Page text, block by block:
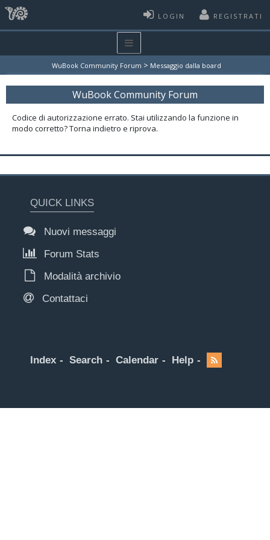
LOGIN REGISTRATI
WuBook Community Forum > Messaggio dalla board
WuBook Community Forum
Codice di autorizzazione errato. Stai utilizzando la funzione in
modo corretto? Torna indietro e riprova.
QUICK LINKS
Nuovi messaggi
Forum Stats
Modalità archivio
Contattaci
Index Search Calendar Help